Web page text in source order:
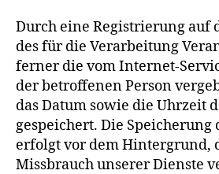
Durch eine Registrierung auf
des für die Verarbeitung
ferner die vom Internet-
der betroffenen Person
das Datum sowie die Uhrzeit
gespeichert. Die Speicherung
erfolgt vor dem Hintergrund,
Missbrauch unserer Dienste